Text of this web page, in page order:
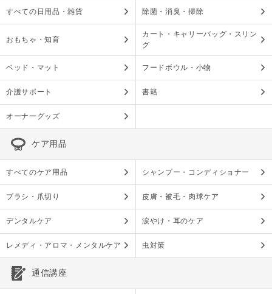
すべての日用品・雑貨 除菌・消臭・掃除
おもちゃ・知育
カート・キャリーバッグ・スリン
グ
ベッド・マット フードボウル・小物
介護サポート 書籍
オーナーグッズ
ケア用品
すべてのケア用品 シャンプー・コンディショナー
ブラシ・爪切り 皮膚・被毛・肉球ケア
デンタルケア 涙やけ・耳のケア
レメディ・アロマ・メンタルケア 虫対策
通信講座